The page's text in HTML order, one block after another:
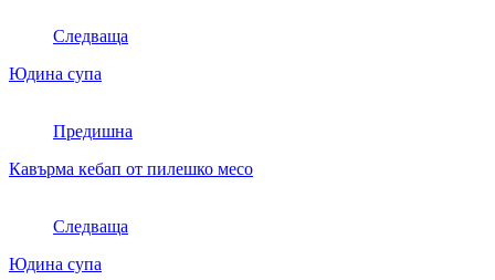
Следваща
Юдина супа
Предишна
Кавърма кебап от пилешко месо
Следваща
Юдина супа